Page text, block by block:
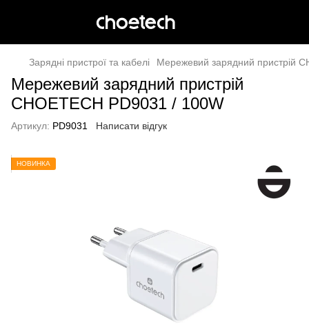
Зарядні пристрої та кабелі Мережевий зарядний пристрій
Мережевий зарядний пристрій
CHOETECH PD9031 / 100W
Артикул: PD9031 Написати відгук
НОВИНКА